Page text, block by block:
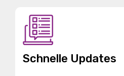
Schnelle Updates